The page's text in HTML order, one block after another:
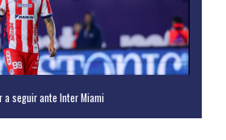
a seguir ante Inter Miami